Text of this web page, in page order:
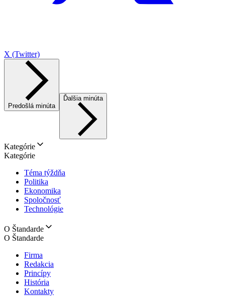
X (Twitter)
Predošlá minúta
Ďalšia minúta
Kategórie
Kategórie
Téma týždňa
Politika
Ekonomika
Spoločnosť
Technológie
O Štandarde
O Štandarde
Firma
Redakcia
Princípy
História
Kontakty